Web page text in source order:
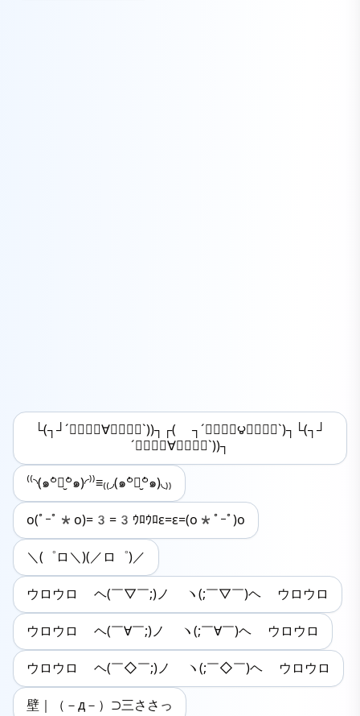
└(┐┘´ↂ⃙⃙⃚∀ↂ⃙⃙⃚`))┐┌( ┐´ↂ⃙⃙⃚౪ↂ⃙⃙⃚`)┐└(┐┘
´ↂ⃙⃙⃚∀ↂ⃙⃙⃚`))┐
⁽⁽◝(๑꒪່౪̮꒪່๑)◜⁾⁾≡₍₍◞(๑꒪່౪̮꒪່๑)◟₎₎
o(ﾟｰﾟ*o)=3=3ｳﾛｳﾛε=ε=(o*ﾟｰﾟ)o
＼(゜ロ＼)(／ロ゜)／
ウロウロ ヘ(￣▽￣;)ノ ヽ(;￣▽￣)ヘ ウロウロ
ウロウロ ヘ(￣∀￣;)ノ ヽ(;￣∀￣)ヘ ウロウロ
ウロウロ ヘ(￣◇￣;)ノ ヽ(;￣◇￣)ヘ ウロウロ
壁｜（－д－）⊃三ささっ